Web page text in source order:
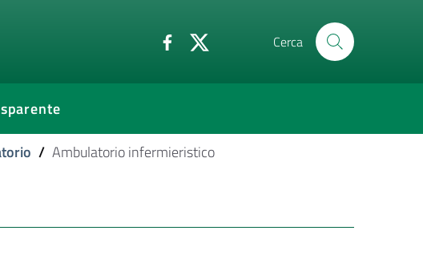
Cerca
/ Ambulatorio infermieristico